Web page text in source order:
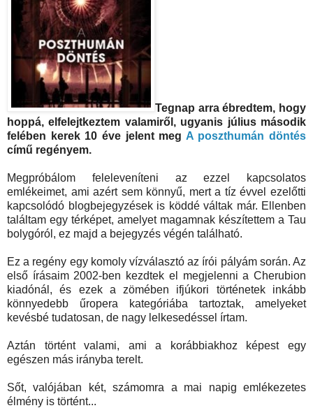
Tegnap arra ébredtem, hogy
hoppá, elfelejtkeztem valamiről, ugyanis július második
felében kerek 10 éve jelent meg A poszthumán döntés
című regényem.
Megpróbálom feleleveníteni az ezzel kapcsolatos
emlékeimet, ami azért sem könnyű, mert a tíz évvel ezelőtti
kapcsolódó blogbejegyzések is köddé váltak már. Ellenben
találtam egy térképet, amelyet magamnak készítettem a Tau
bolygóról, ez majd a bejegyzés végén található.
Ez a regény egy komoly vízválasztó az írói pályám során. Az
első írásaim 2002-ben kezdtek el megjelenni a Cherubion
kiadónál, és ezek a zömében ifjúkori történetek inkább
könnyedebb űropera kategóriába tartoztak, amelyeket
kevésbé tudatosan, de nagy lelkesedéssel írtam.
Aztán történt valami, ami a korábbiakhoz képest egy
egészen más irányba terelt.
Sőt, valójában két, számomra a mai napig emlékezetes
élmény is történt...